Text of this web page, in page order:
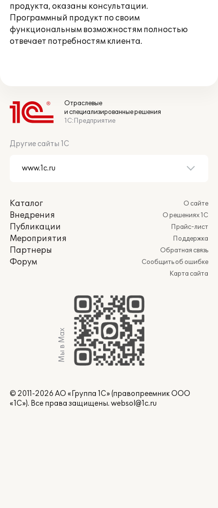
продукта, оказаны консультации.
Программный продукт по своим
функциональным возможностям полностью
отвечает потребностям клиента.
Отраслевые
и специализированные решения
1С:Предприятие
Другие сайты 1С
Каталог
Внедрения
Публикации
Мероприятия
Партнеры
Форум
О сайте
О решениях 1С
Прайс-лист
Поддержка
Обратная связь
Сообщить об ошибке
Карта сайта
Мы в Max
© 2011-2026 АО «Группа 1С» (правопреемник ООО
«1С»). Все права защищены. websol@1c.ru